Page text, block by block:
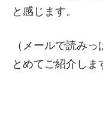
と感じます。
（メールで読み
とめてご紹介しま